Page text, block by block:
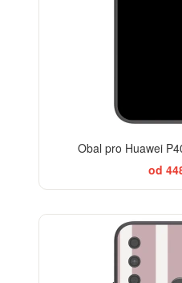
Obal pro Huawei
od